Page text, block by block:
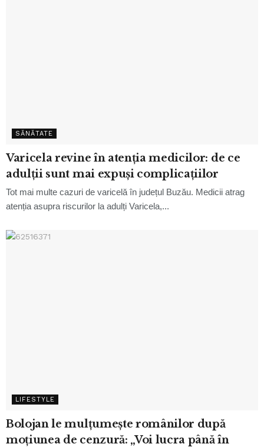
SĂNĂTATE
Varicela revine în atenția medicilor: de ce
adulții sunt mai expuși complicațiilor
Tot mai multe cazuri de varicelă în județul Buzău. Medicii atrag
atenția asupra riscurilor la adulți Varicela,...
LIFESTYLE
Bolojan le mulțumește românilor după
moțiunea de cenzură: „Voi lucra până în